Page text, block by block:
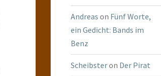
Andreas on Fünf Worte,
ein Gedicht: Bands im
Benz
Scheibsteron Der Pirat